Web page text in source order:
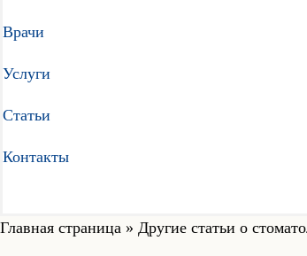
Врачи
Услуги
Статьи
Контакты
Главная страница » Другие статьи о